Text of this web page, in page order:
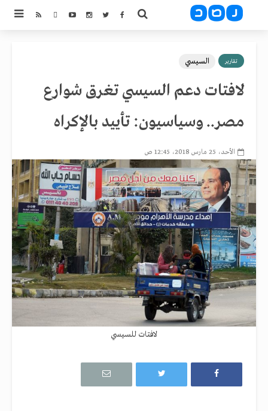
تقارير السيسي
لافتات دعم السيسي تغرق شوارع
مصر.. وسياسيون: تأييد بالإكراه
الأحد، 25 مارس 2018، 12:45 ص
لافتات للسيسي